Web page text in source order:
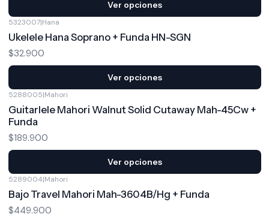
Ver opciones
5323007|Hana
Ukelele Hana Soprano + Funda HN-SGN
$32.900
Ver opciones
5288005|Mahori
Guitarlele Mahori Walnut Solid Cutaway Mah-45Cw +
Funda
$189.900
Ver opciones
5289004|Mahori
Bajo Travel Mahori Mah-3604B/Hg + Funda
$449.900